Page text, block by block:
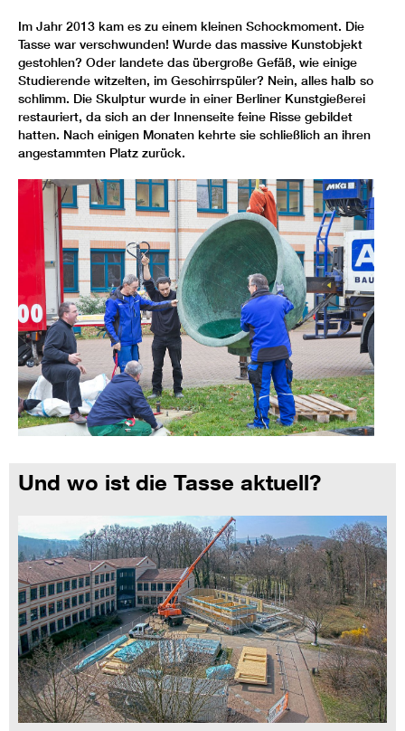
Im Jahr 2013 kam es zu einem kleinen Schockmoment. Die
Tasse war verschwunden! Wurde das massive Kunstobjekt
gestohlen? Oder landete das übergroße Gefäß, wie einige
Studierende witzelten, im Geschirrspüler? Nein, alles halb so
schlimm. Die Skulptur wurde in einer Berliner Kunstgießerei
restauriert, da sich an der Innenseite feine Risse gebildet
hatten. Nach einigen Monaten kehrte sie schließlich an ihren
angestammten Platz zurück.
Und wo ist die Tasse aktuell?